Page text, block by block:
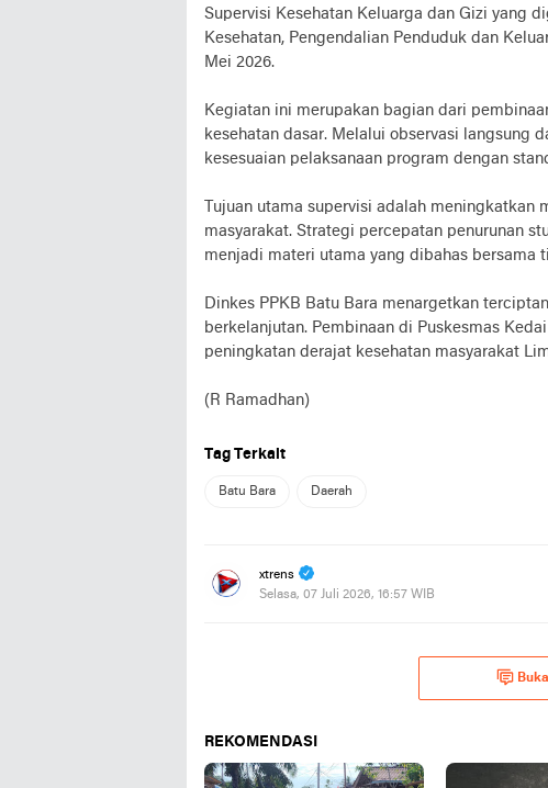
Supervisi Kesehatan Keluarga dan Gizi yang
Kesehatan, Pengendalian Penduduk dan
Mei 2026.
Kegiatan ini merupakan bagian dari
kesehatan dasar. Melalui observasi langsung
kesesuaian pelaksanaan program dengan
Tujuan utama supervisi adalah
masyarakat. Strategi percepatan penurunan
menjadi materi utama yang dibahas bersama
Dinkes PPKB Batu Bara menargetkan
berkelanjutan. Pembinaan di Puskesmas
peningkatan derajat kesehatan masyarakat
(R Ramadhan)
Tag Terkait
Batu Bara Daerah
xtrens
Selasa, 07 Juli 2026, 16:57 WIB
REKOMENDASI